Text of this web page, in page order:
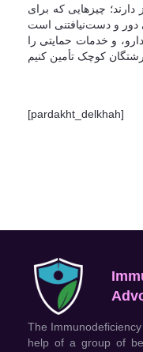
چیزهایی که برای
و خدمات حمایتی را
[pardakht_delkhah]
The
help of a group of